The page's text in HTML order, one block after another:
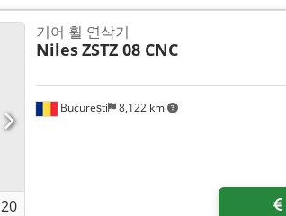
20
București 8,122 km
기어 휠 연삭기
NilesZSTZ 08 CNC